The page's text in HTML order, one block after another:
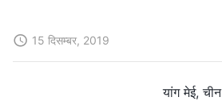
15 दिसम्बर, 2019
यांग मेई, चीन